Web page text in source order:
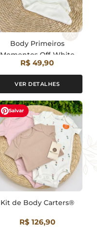
Body Primeiros
Momentos Off-White
R$ 49,90
VER DETALHES
Salvar
Kit de Body Carters®
R$ 126,90